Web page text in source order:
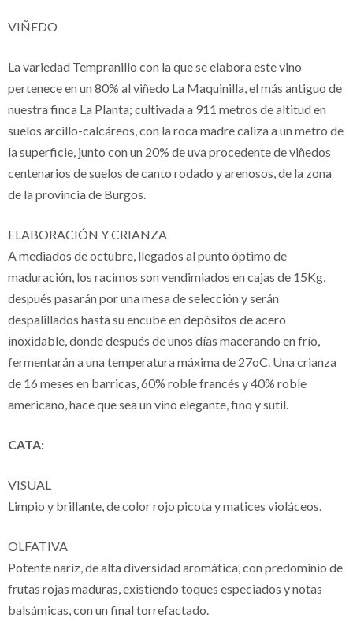
VIÑEDO
La variedad Tempranillo con la que se elabora este vino
pertenece en un 80% al viñedo La Maquinilla, el más antiguo de
nuestra finca La Planta; cultivada a 911 metros de altitud en
suelos arcillo-calcáreos, con la roca madre caliza a un metro de
la superficie, junto con un 20% de uva procedente de viñedos
centenarios de suelos de canto rodado y arenosos, de la zona
de la provincia de Burgos.
ELABORACIÓN Y CRIANZA
A mediados de octubre, llegados al punto óptimo de
maduración, los racimos son vendimiados en cajas de 15Kg,
después pasarán por una mesa de selección y serán
despalillados hasta su encube en depósitos de acero
inoxidable, donde después de unos días macerando en frío,
fermentarán a una temperatura máxima de 27oC. Una crianza
de 16 meses en barricas, 60% roble francés y 40% roble
americano, hace que sea un vino elegante, fino y sutil.
CATA:
VISUAL
Limpio y brillante, de color rojo picota y matices violáceos.
OLFATIVA
Potente nariz, de alta diversidad aromática, con predominio de
frutas rojas maduras, existiendo toques especiados y notas
balsámicas, con un final torrefactado.